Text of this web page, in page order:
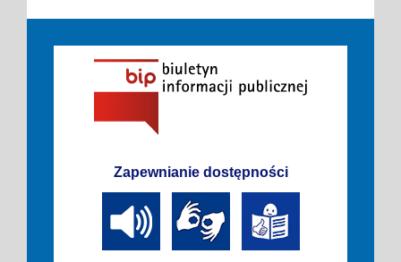
Zapewnianie dostępności